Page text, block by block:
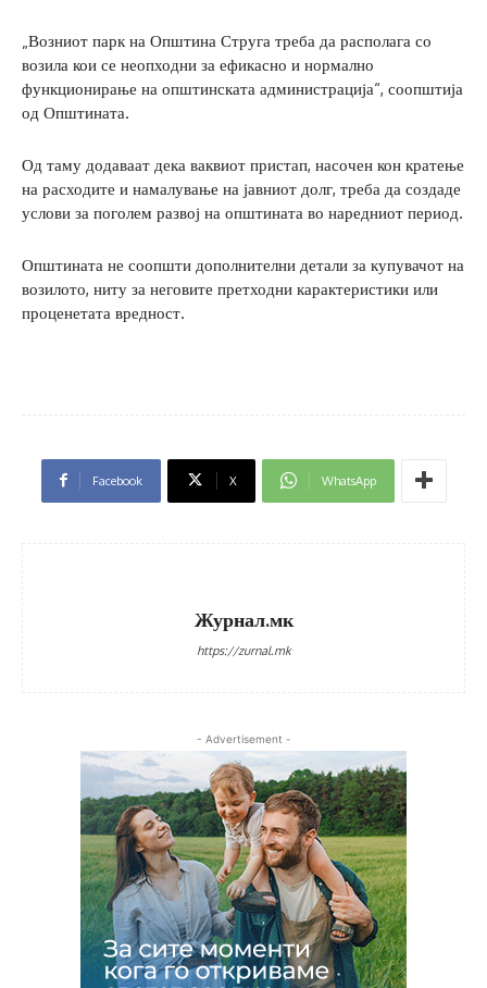
„Возниот парк на Општина Струга треба да располага со
возила кои се неопходни за ефикасно и нормално
функционирање на општинската администрација“, соопштија
од Општината.
Од таму додаваат дека ваквиот пристап, насочен кон кратење
на расходите и намалување на јавниот долг, треба да создаде
услови за поголем развој на општината во наредниот период.
Општината не соопшти дополнителни детали за купувачот на
возилото, ниту за неговите претходни карактеристики или
проценетата вредност.
Facebook X WhatsApp
Журнал.мк
https://zurnal.mk
- Advertisement -